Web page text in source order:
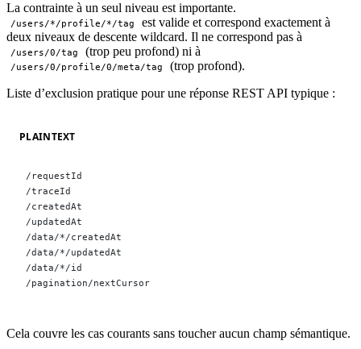
La contrainte à un seul niveau est importante.
/users/*/profile/*/tag
est valide et correspond exactement à
deux niveaux de descente wildcard. Il ne correspond pas à
/users/0/tag (trop peu profond) ni à
/users/0/profile/0/meta/tag
(trop profond).
Liste d’exclusion pratique pour une réponse REST API typique :
PLAINTEXT
/requestId
/traceId
/createdAt
/updatedAt
/data/*/createdAt
/data/*/updatedAt
/data/*/id
/pagination/nextCursor
Cela couvre les cas courants sans toucher aucun champ sémantique.